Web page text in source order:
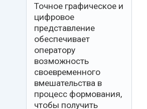
Точное графическое и
цифровое
представление
обеспечивает
оператору
возможность
своевременного
вмешательства в
процесс формования,
чтобы получить